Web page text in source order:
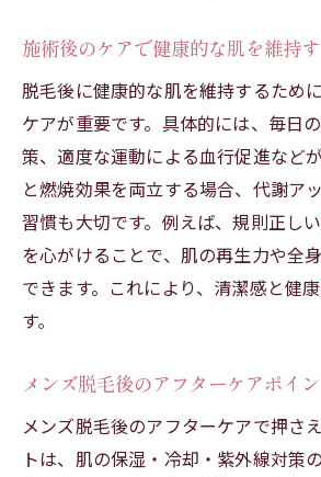
施術後のケアで健康的な肌を維持
脱毛後に健康的な肌を維持するため
ケアが重要です。具体的には、毎日
策、適度な運動による血行促進など
と燃焼効果を両立する場合、代謝ア
習慣も大切です。例えば、規則正し
を心がけることで、肌の再生力や全
できます。これにより、清潔感と健
す。
メンズ脱毛後のアフターケアポイ
メンズ脱毛後のアフターケアで押さ
トは、肌の保湿・冷却・紫外線対策